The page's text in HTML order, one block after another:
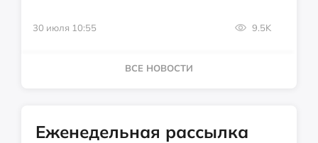
30 июля 10:55 9.5K
ВСЕ НОВОСТИ
Еженедельная рассылка